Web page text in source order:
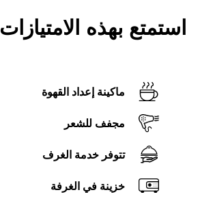
استمتع بهذه الامتيازات
ماكينة إعداد القهوة
مجفف للشعر
تتوفر خدمة الغرف
خزينة في الغرفة